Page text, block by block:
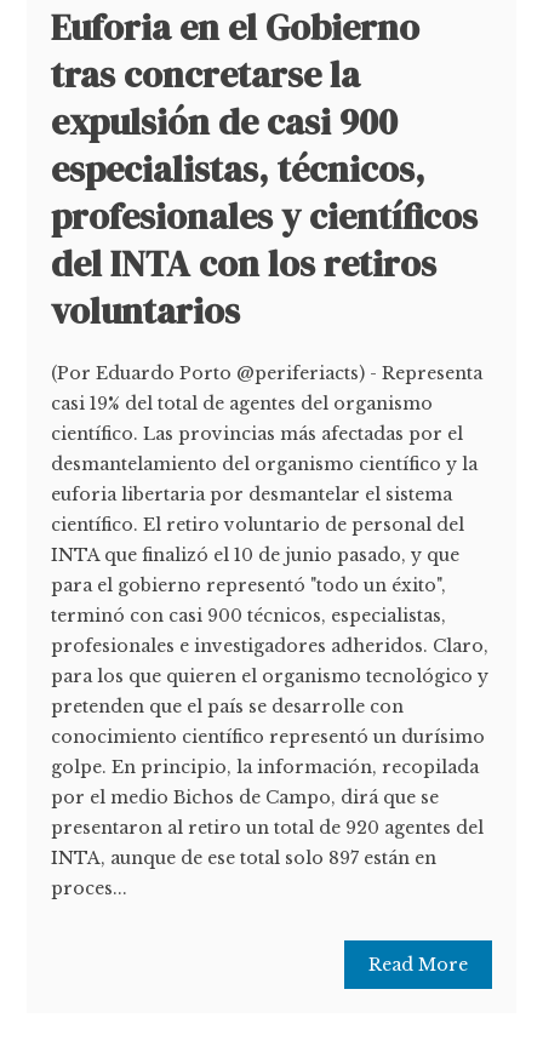
Euforia en el Gobierno
tras concretarse la
expulsión de casi 900
especialistas, técnicos,
profesionales y científicos
del INTA con los retiros
voluntarios
(Por Eduardo Porto @periferiacts) - Representa
casi 19% del total de agentes del organismo
científico. Las provincias más afectadas por el
desmantelamiento del organismo científico y la
euforia libertaria por desmantelar el sistema
científico. El retiro voluntario de personal del
INTA que finalizó el 10 de junio pasado, y que
para el gobierno representó "todo un éxito",
terminó con casi 900 técnicos, especialistas,
profesionales e investigadores adheridos. Claro,
para los que quieren el organismo tecnológico y
pretenden que el país se desarrolle con
conocimiento científico representó un durísimo
golpe. En principio, la información, recopilada
por el medio Bichos de Campo, dirá que se
presentaron al retiro un total de 920 agentes del
INTA, aunque de ese total solo 897 están en
proces...
Read More